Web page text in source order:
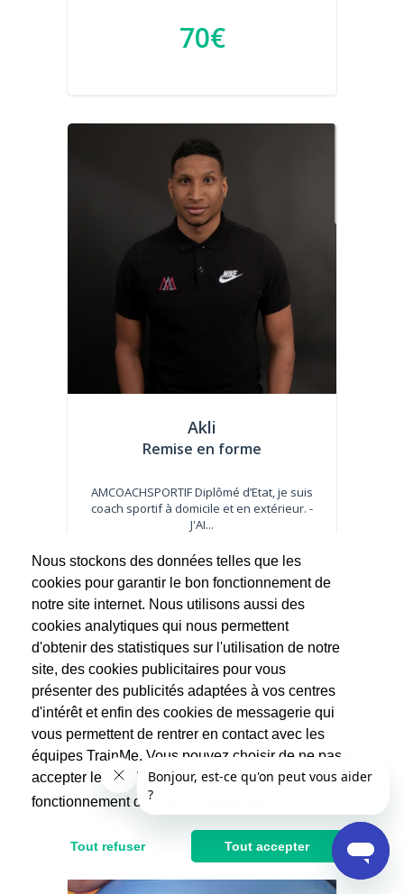
70€
Akli
Remise en forme
AMCOACHSPORTIF Diplômé d’Etat, je suis
coach sportif à domicile et en extérieur. -
J'AI...
60€ 30€
Après réduction d'impôts
Nous stockons des données telles que les
cookies pour garantir le bon fonctionnement de
notre site internet. Nous utilisons aussi des
cookies analytiques qui nous permettent
d'obtenir des statistiques sur l'utilisation de notre
site, des cookies publicitaires pour vous
présenter des publicités adaptées à vos centres
d'intérêt et enfin des cookies de messagerie qui
vous permettent de rentrer en contact avec les
équipes TrainMe. Vous pouvez choisir de ne pas
accepter les cookies non indispensables au
fonctionnement du site.
Tout refuser Tout accepter